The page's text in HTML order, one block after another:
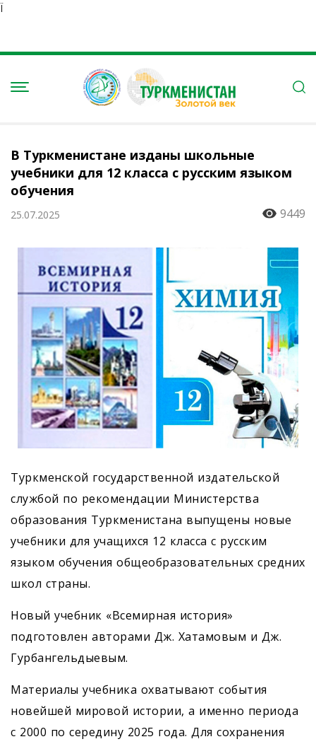
Ï
В Туркменистане изданы школьные
учебники для 12 класса с русским языком
обучения
25.07.2025 9449
Туркменской государственной издательской
службой по рекомендации Министерства
образования Туркменистана выпущены новые
учебники для учащихся 12 класса с русским
языком обучения общеобразовательных средних
школ страны.
Новый учебник «Всемирная история»
подготовлен авторами Дж. Хатамовым и Дж.
Гурбангельдыевым.
Материалы учебника охватывают события
новейшей мировой истории, а именно периода
с 2000 по середину 2025 года. Для сохранения